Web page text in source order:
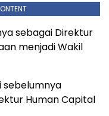
sebagai Direktur
menjadi Wakil
sebelumnya
Human Capital